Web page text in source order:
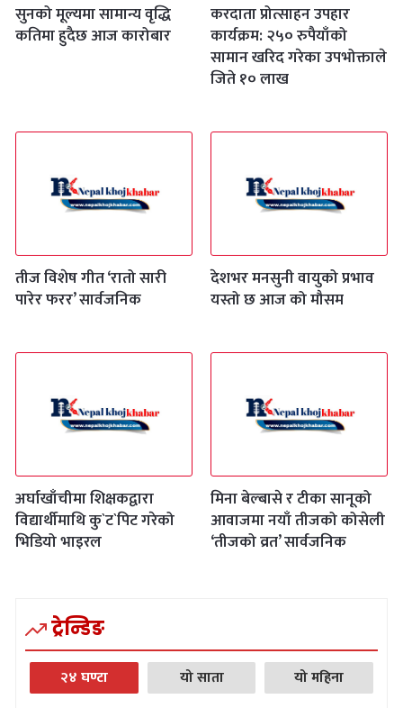
सुनको मूल्यमा सामान्य वृद्धि
कतिमा हुदैछ आज कारोबार
करदाता प्रोत्साहन उपहार
कार्यक्रम: २५० रुपैयाँको
सामान खरिद गरेका उपभोक्ताले
जिते १० लाख
तीज विशेष गीत ‘रातो सारी
पारेर फरर’ सार्वजनिक
देशभर मनसुनी वायुको प्रभाव
यस्तो छ आज को मौसम
अर्घाखाँचीमा शिक्षकद्वारा
विद्यार्थीमाथि कु`ट`पिट गरेको
भिडियो भाइरल
मिना बेल्बासे र टीका सानूको
आवाजमा नयाँ तीजको कोसेली
‘तीजको व्रत’ सार्वजनिक
ट्रेन्डिङ
२४ घण्टा यो साता यो महिना